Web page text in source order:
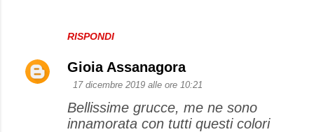
RISPONDI
Gioia Assanagora
17 dicembre 2019 alle ore 10:21
Bellissime grucce, me ne sono
innamorata con tutti questi colori